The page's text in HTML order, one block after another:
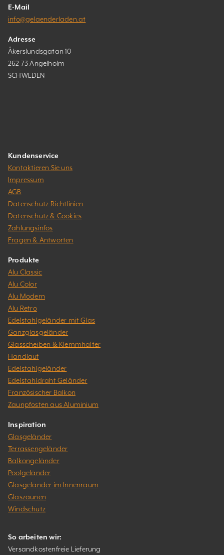
E-Mail
info@gelaenderladen.at
Adresse
Åkerslundsgatan 10
262 73 Ängelholm
SCHWEDEN
Kundenservice
Kontaktieren Sie uns
Impressum
AGB
Datenschutz-Richtlinien
Datenschutz & Cookies
Zahlungsinfos
Fragen & Antworten
Produkte
Alu Classic
Alu Color
Alu Modern
Alu Retro
Edelstahlgeländer mit Glas
Ganzglasgeländer
Glasscheiben & Klemmhalter
Handlauf
Edelstahlgeländer
Edelstahldraht Geländer
Französischer Balkon
Zaunpfosten aus Aluminium
Inspiration
Glasgeländer
Terrassengeländer
Balkongeländer
Poolgeländer
Glasgeländer im Innenraum
Glaszäunen
Windschutz
So arbeiten wir:
Versandkostenfreie Lieferung